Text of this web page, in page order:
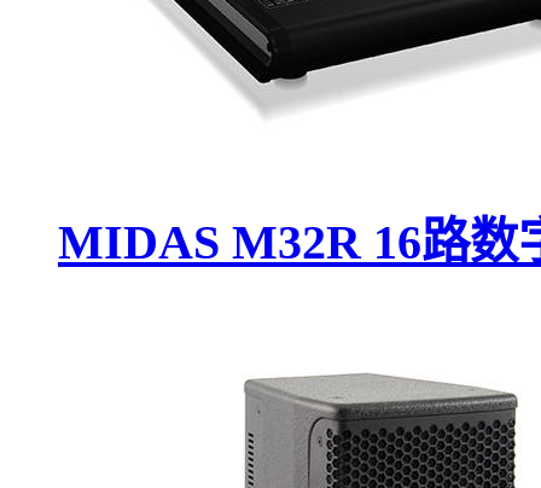
MIDAS M32R 16路数